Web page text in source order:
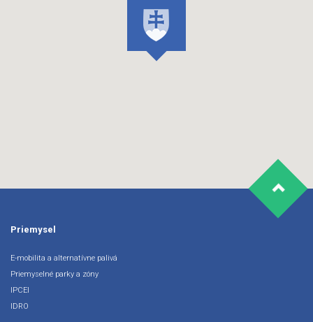
Priemysel
E-mobilita a alternatívne palivá
Priemyselné parky a zóny
IPCEI
IDRO